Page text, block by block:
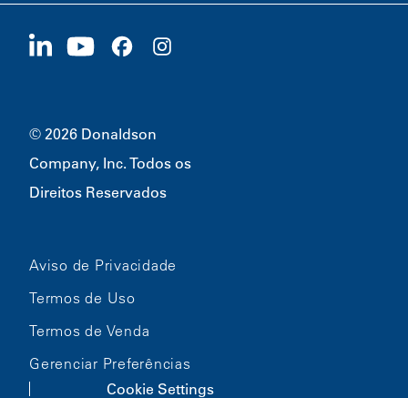
Fornecedores
Sustentabilidade
1400 W 94th Street
© 2026 Donaldson
Company, Inc. Todos os
Direitos Reservados
Aviso de Privacidade
Termos de Uso
Termos de Venda
Gerenciar Preferências
Cookie Settings